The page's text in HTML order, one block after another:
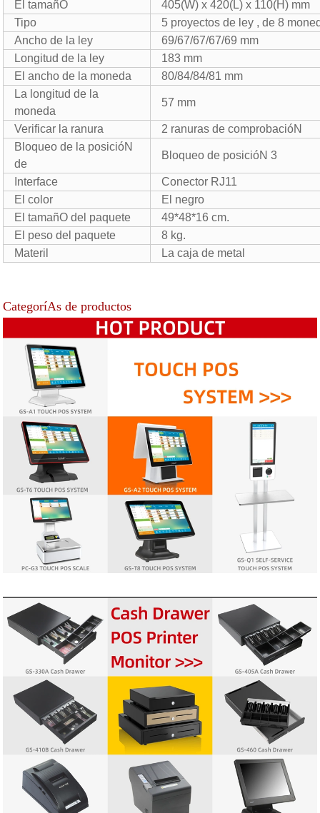
El tamañO
405(W) x 420(L) x 110(H) mm
Tipo
5 proyectos de ley , de 8
Ancho de la ley
69/67/67/67/69 mm
Longitud de la ley
183 mm
El ancho de la moneda
80/84/84/81 mm
La longitud de la
moneda
57 mm
Verificar la ranura
2 ranuras de comprobacióN
Bloqueo de la posicióN
de
Bloqueo de posicióN 3
Interface
Conector RJ11
El color
El negro
El tamañO del paquete
49*48*16 cm.
El peso del paquete
8 kg.
Materil
La caja de metal
CategoríAs de productos